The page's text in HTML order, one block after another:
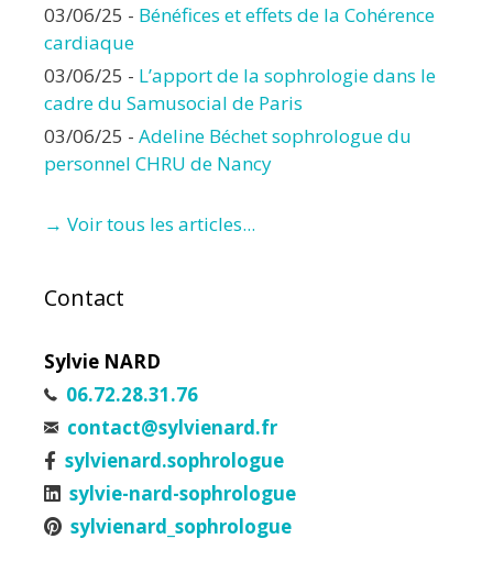
03/06/25 - Bénéfices et effets de la Cohérence
cardiaque
03/06/25 - L’apport de la sophrologie dans le
cadre du Samusocial de Paris
03/06/25 - Adeline Béchet sophrologue du
personnel CHRU de Nancy
→ Voir tous les articles...
Contact
Sylvie NARD
06.72.28.31.76
contact@sylvienard.fr
sylvienard.sophrologue
sylvie-nard-sophrologue
sylvienard_sophrologue